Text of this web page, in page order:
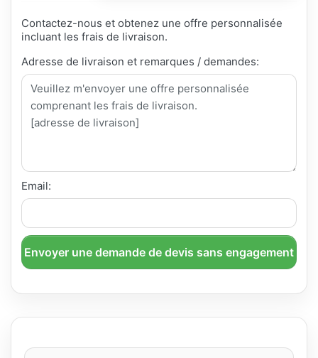
Contactez-nous et obtenez une offre personnalisée
incluant les frais de livraison.
Adresse de livraison et remarques / demandes:
Email:
Envoyer une demande de devis sans engagement